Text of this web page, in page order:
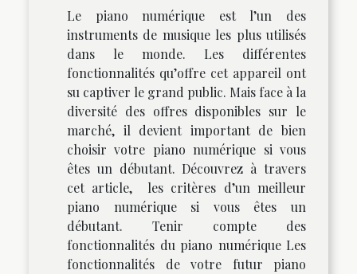
Le piano numérique est l’un des
instruments de musique les plus utilisés
dans le monde. Les différentes
fonctionnalités qu’offre cet appareil ont
su captiver le grand public. Mais face à la
diversité des offres disponibles sur le
marché, il devient important de bien
choisir votre piano numérique si vous
êtes un débutant. Découvrez à travers
cet article, les critères d’un meilleur
piano numérique si vous êtes un
débutant. Tenir compte des
fonctionnalités du piano numérique Les
fonctionnalités de votre futur piano